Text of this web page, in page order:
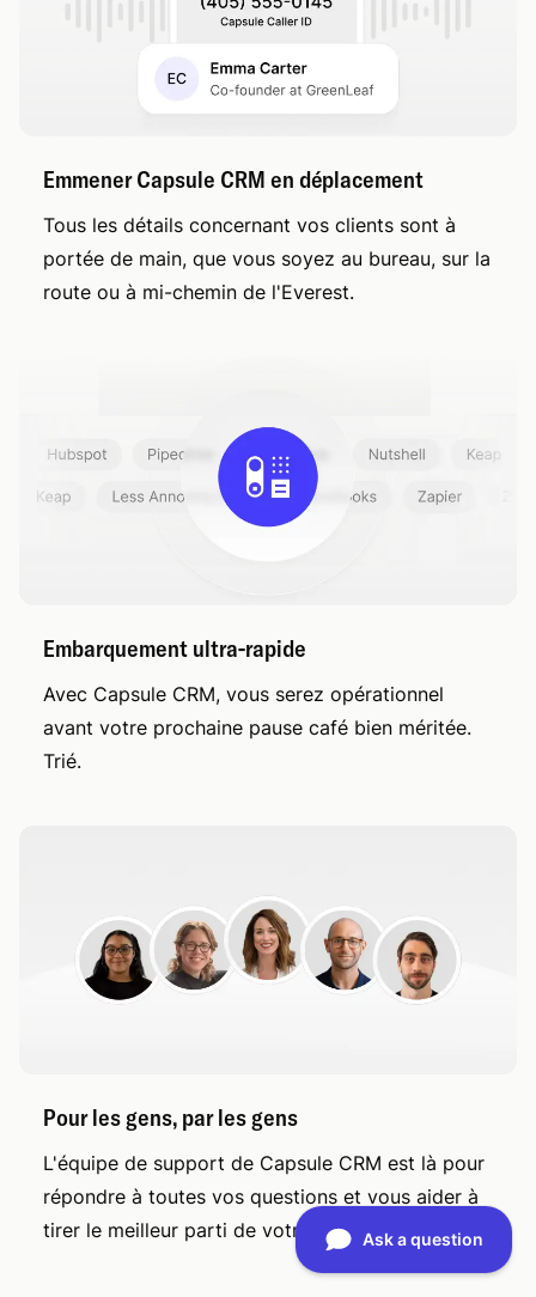
Emmener Capsule CRM en déplacement
Tous les détails concernant vos clients sont à
portée de main, que vous soyez au bureau, sur la
route ou à mi-chemin de l'Everest.
Embarquement ultra-rapide
Avec Capsule CRM, vous serez opérationnel
avant votre prochaine pause café bien méritée.
Trié.
Pour les gens, par les gens
L'équipe de support de Capsule CRM est là pour
répondre à toutes vos questions et vous aider à
tirer le meilleur parti de votre CRM.